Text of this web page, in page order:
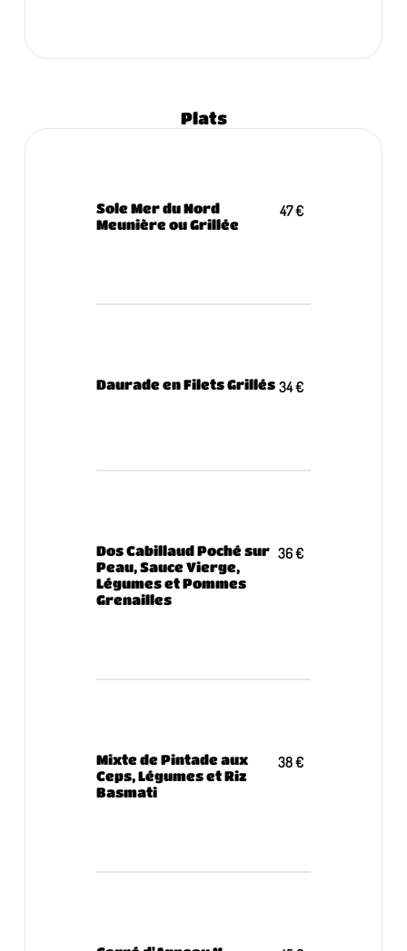
Plats
Sole Mer du Nord
Meunière ou Grillée
47 €
Daurade en Filets Grillés 34 €
Dos Cabillaud Poché sur
Peau, Sauce Vierge,
Légumes et Pommes
Grenailles
36 €
Mixte de Pintade aux
Ceps, Légumes et Riz
Basmati
38 €